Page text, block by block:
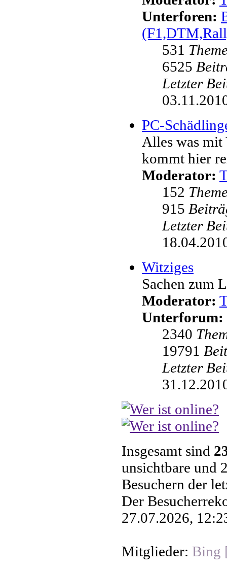
Unterforen:
531
6525
Letzter
PC-
Alles was mit
kommt hier
Moderator:
152
915
Letzter
Witziges
Sachen zum
Moderator:
Unterforum:
2340
19791
Letzter
Insgesamt sind
unsichtbare und
Besuchern der
Der
27.07.2026,
Mitglieder: Bing